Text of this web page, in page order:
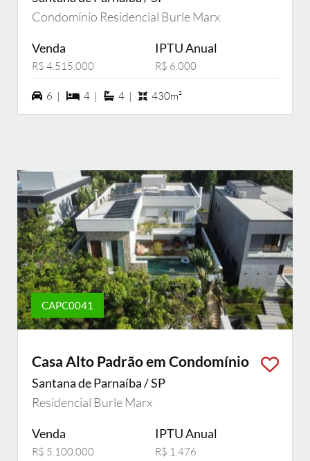
Condomínio Residencial Burle Marx
Venda
R$ 4.515.000
IPTU Anual
R$ 6.000
6 vagas na garagem
6 | 4 dormiórios
4 | 4 suítes
4 | 430m²
CAPC0041
Casa Alto Padrão em Condomínio
Santana de Parnaíba / SP
Residencial Burle Marx
Venda
R$ 5.100.000
IPTU Anual
R$ 1.476